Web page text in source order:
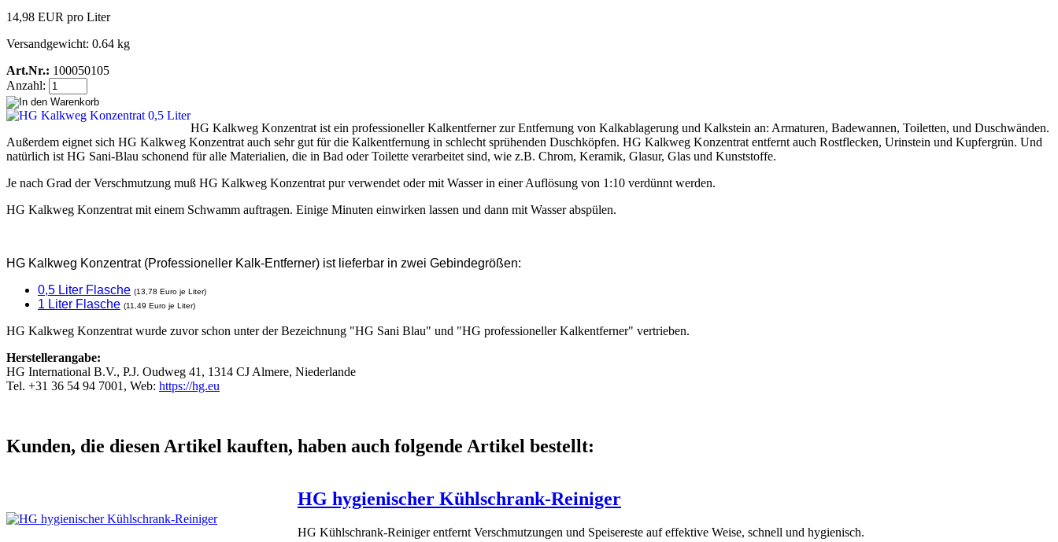
14,98 EUR pro Liter
Versandgewicht: 0.64 kg
Art.Nr.: 100050105
Anzahl:
HG Kalkweg Konzentrat ist ein professioneller Kalkentferner zur Entfernung von Kalkablagerung und Kalkstein an: Armaturen, Badewannen, Toiletten, und Duschwänden.
Außerdem eignet sich HG Kalkweg Konzentrat auch sehr gut für die Kalkentfernung in schlecht sprühenden Duschköpfen. HG Kalkweg Konzentrat entfernt auch Rostflecken, Urinstein und Kupfergrün. Und
natürlich ist HG Sani-Blau schonend für alle Materialien, die in Bad oder Toilette verarbeitet sind, wie z.B. Chrom, Keramik, Glasur, Glas und Kunststoffe.
Je nach Grad der Verschmutzung muß HG Kalkweg Konzentrat pur verwendet oder mit Wasser in einer Auflösung von 1:10 verdünnt werden.
HG Kalkweg Konzentrat mit einem Schwamm auftragen. Einige Minuten einwirken lassen und dann mit Wasser abspülen.
HG Kalkweg Konzentrat (Professioneller Kalk-Entferner) ist lieferbar in zwei Gebindegrößen:
0,5 Liter Flasche (13,78 Euro je Liter)
1 Liter Flasche (11,49 Euro je Liter)
HG Kalkweg Konzentrat wurde zuvor schon unter der Bezeichnung "HG Sani Blau" und "HG professioneller Kalkentferner" vertrieben.
Herstellerangabe:
HG International B.V., P.J. Oudweg 41, 1314 CJ Almere, Niederlande
Tel. +31 36 54 94 7001, Web: https://hg.eu
Kunden, die diesen Artikel kauften, haben auch folgende Artikel bestellt:
HG hygienischer Kühlschrank-Reiniger
HG Kühlschrank-Reiniger entfernt Verschmutzungen und Speisereste auf effektive Weise, schnell und hygienisch.